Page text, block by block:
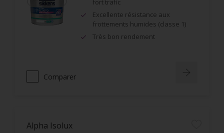
fort trafic
Excellente résistance aux
frottements humides (classe 1)
Très bon rendement
Comparer
Alpha Isolux